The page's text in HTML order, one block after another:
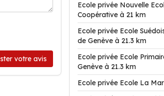
votre avis
Ecole privée Nouvelle
Coopérative à 21 km
Ecole privée Ecole
de Genève à 21.3 km
Ecole privée Ecole
Genève à 21.3 km
Ecole privée Ecole La